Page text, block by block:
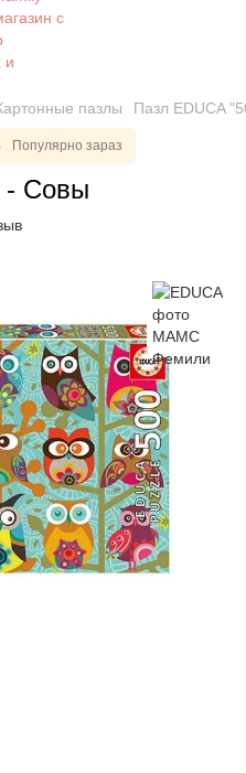
пазлы Пазл EDUCA
Популярно зараз
- Совы